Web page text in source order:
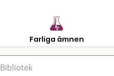
Farliga ämnen